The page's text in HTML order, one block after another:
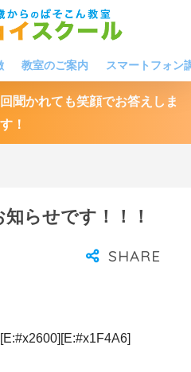
教室のご案内 スマートフォン
聞かれても笑顔でお答えしま
す！
らせです！！！